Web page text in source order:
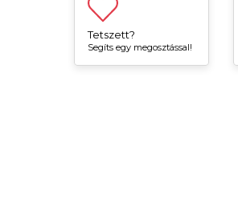
Tetszett?
Segíts egy megosztással!